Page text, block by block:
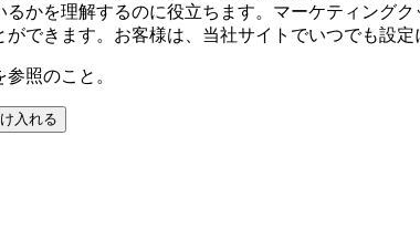
かを理解するのに役立ちます。マーケティング
できます。お客様は、当社サイトでいつでも設
参照のこと。
入れる